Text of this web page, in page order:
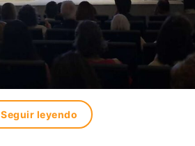
Seguir leyendo